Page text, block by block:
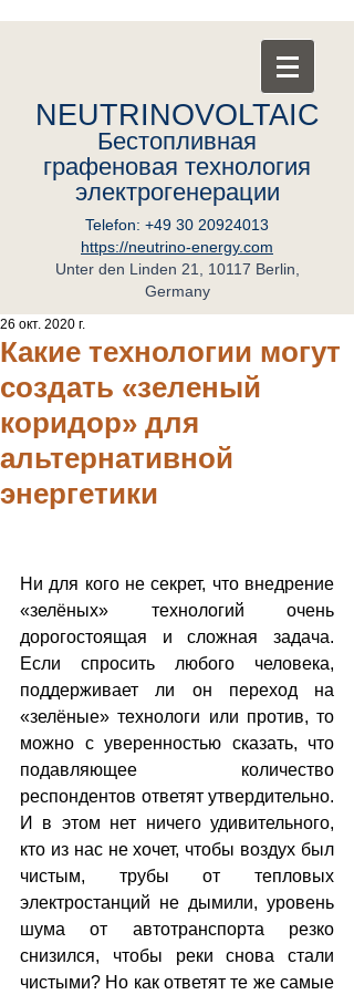
NEUTRINOVOLTAIC
Бестопливная
графеновая технология
электрогенерации
Telefon: +49 30 20924013
https://neutrino-energy.com
Unter den Linden 21, 10117 Berlin,
Germany
Какие технологии могут
создать «зеленый
коридор» для
альтернативной
энергетики
26 окт. 2020 г.
Ни для кого не секрет, что внедрение
«зелёных» технологий очень
дорогостоящая и сложная задача.
Если спросить любого человека,
поддерживает ли он переход на
«зелёные» технологи или против, то
можно с уверенностью сказать, что
подавляющее количество
респондентов ответят утвердительно.
И в этом нет ничего удивительного,
кто из нас не хочет, чтобы воздух был
чистым, трубы от тепловых
электростанций не дымили, уровень
шума от автотранспорта резко
снизился, чтобы реки снова стали
чистыми? Но как ответят те же самые